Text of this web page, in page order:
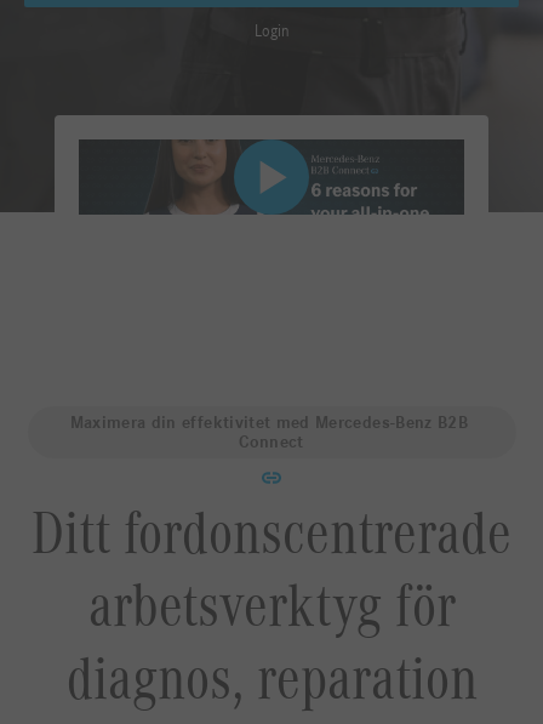
Login
Maximera din effektivitet med Mercedes-Benz B2B
Connect
Ditt fordonscentrerade
arbetsverktyg för
diagnos, reparation